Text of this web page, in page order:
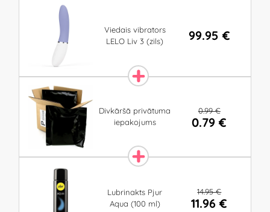
Viedais vibrators
LELO Liv 3 (zils)
99.95 €
Divkāršā privātuma
iepakojums
0.99 €
0.79 €
Lubrinakts Pjur
Aqua (100 ml)
14.95 €
11.96 €